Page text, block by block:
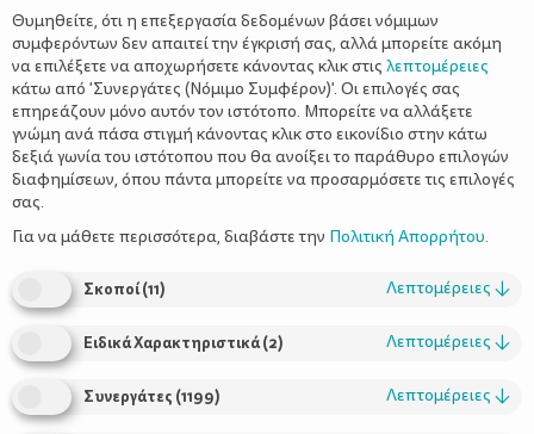
Εισαγωγή στερεών τροφών κατά τον
1ο χρόνο του μωρού
Θυμηθείτε, ότι η επεξεργασία δεδομένων βάσει νόμιμων
συμφερόντων δεν απαιτεί την έγκρισή σας, αλλά μπορείτε ακόμη
να επιλέξετε να αποχωρήσετε κάνοντας κλικ στις λεπτομέρειες
κάτω από 'Συνεργάτες (Νόμιμο Συμφέρον)'. Οι επιλογές σας
επηρεάζουν μόνο αυτόν τον ιστότοπο. Μπορείτε να αλλάξετε
γνώμη ανά πάσα στιγμή κάνοντας κλικ στο εικονίδιο στην κάτω
δεξιά γωνία του ιστότοπου που θα ανοίξει το παράθυρο επιλογών
διαφημίσεων, όπου πάντα μπορείτε να προσαρμόσετε τις επιλογές
σας.
Για να μάθετε περισσότερα, διαβάστε την Πολιτική Απορρήτου.
Σκοποί(11) Λεπτομέρειες ↓
Ειδικά Χαρακτηριστικά(2) Λεπτομέρειες ↓
Συνεργάτες (1199) Λεπτομέρειες ↓